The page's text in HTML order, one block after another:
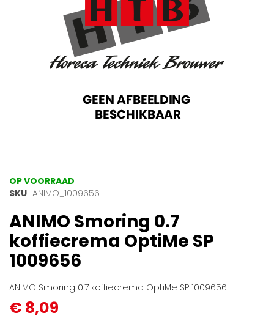
Ga
naar
begin
van
de
afbeeldingen-
gallerij
OP VOORRAAD
SKU ANIMO_1009656
ANIMO Smoring 0.7
koffiecrema OptiMe SP
1009656
ANIMO Smoring 0.7 koffiecrema OptiMe SP 1009656
€ 8,09